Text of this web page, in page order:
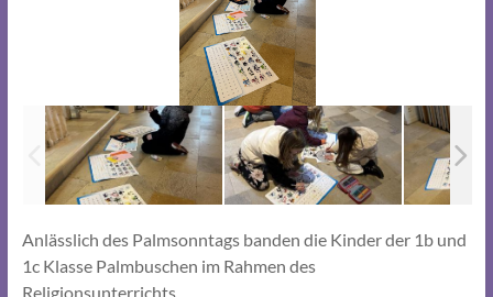
Anlässlich des Palmsonntags banden die Kinder der 1b und
1c Klasse Palmbuschen im Rahmen des
Religionsunterrichts.